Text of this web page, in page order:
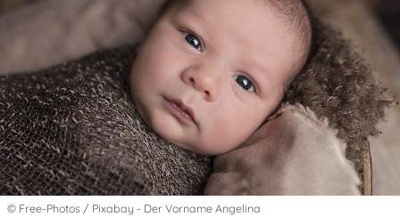
© Free-Photos / Pixabay - Der Vorname Angelina